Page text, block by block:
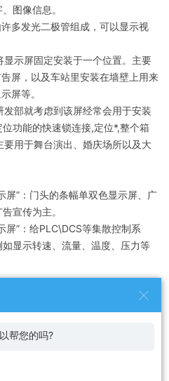
图像信息。
多发光二极管组成，可以显示视
示屏固定安装于一个位置。主要
屏，以及车站里安装在墙壁上用来
屏等。
部就考虑到该屏经常会用于安装
功能的快速锁连接,定位*,整个箱
用于舞台演出、婚庆场所以及大
屏”：门头的条幅单双色显示屏、广
宣传为主。
屏”：给PLC\DCS等集散控制系
显示转速、流量、温度、压力等
选择？分为几种？
帮您的吗?